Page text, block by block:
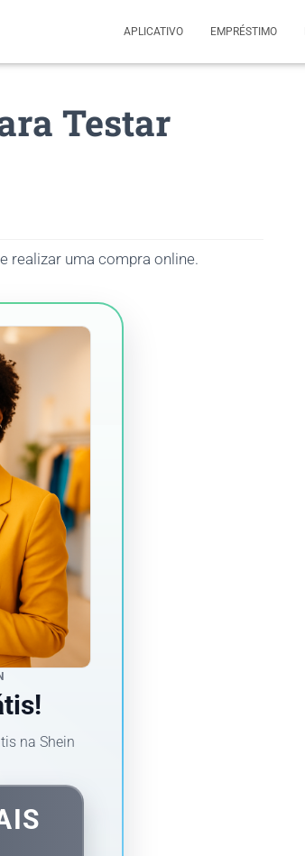
APLICATIVO EMPRÉSTIMO
Testar
realizar uma compra online.
na Shein